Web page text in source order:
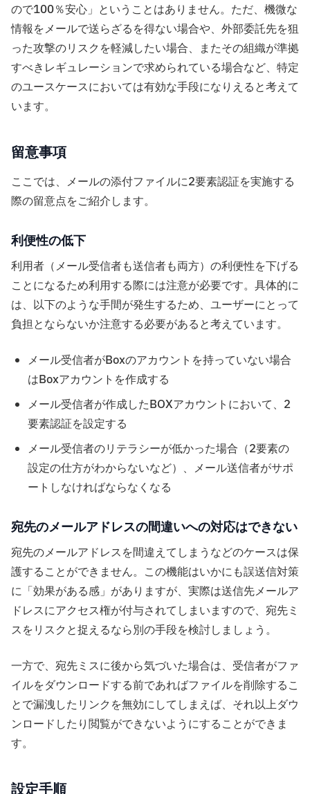
ので100％安心」ということはありません。ただ、機微な
情報をメールで送らざるを得ない場合や、外部委託先を狙
った攻撃のリスクを軽減したい場合、またその組織が準拠
すべきレギュレーションで求められている場合など、特定
のユースケースにおいては有効な手段になりえると考えて
います。
留意事項
ここでは、メールの添付ファイルに2要素認証を実施する
際の留意点をご紹介します。
利便性の低下
利用者（メール受信者も送信者も両方）の利便性を下げる
ことになるため利用する際には注意が必要です。具体的に
は、以下のような手間が発生するため、ユーザーにとって
負担とならないか注意する必要があると考えています。
メール受信者がBoxのアカウントを持っていない場合
はBoxアカウントを作成する
メール受信者が作成したBOXアカウントにおいて、2
要素認証を設定する
メール受信者のリテラシーが低かった場合（2要素の
設定の仕方がわからないなど）、メール送信者がサポ
ートしなければならなくなる
宛先のメールアドレスの間違いへの対応はできない
宛先のメールアドレスを間違えてしまうなどのケースは保
護することができません。この機能はいかにも誤送信対策
に「効果がある感」がありますが、実際は送信先メールア
ドレスにアクセス権が付与されてしまいますので、宛先ミ
スをリスクと捉えるなら別の手段を検討しましょう。
一方で、宛先ミスに後から気づいた場合は、受信者がファ
イルをダウンロードする前であればファイルを削除するこ
とで漏洩したリンクを無効にしてしまえば、それ以上ダウ
ンロードしたり閲覧ができないようにすることができま
す。
設定手順